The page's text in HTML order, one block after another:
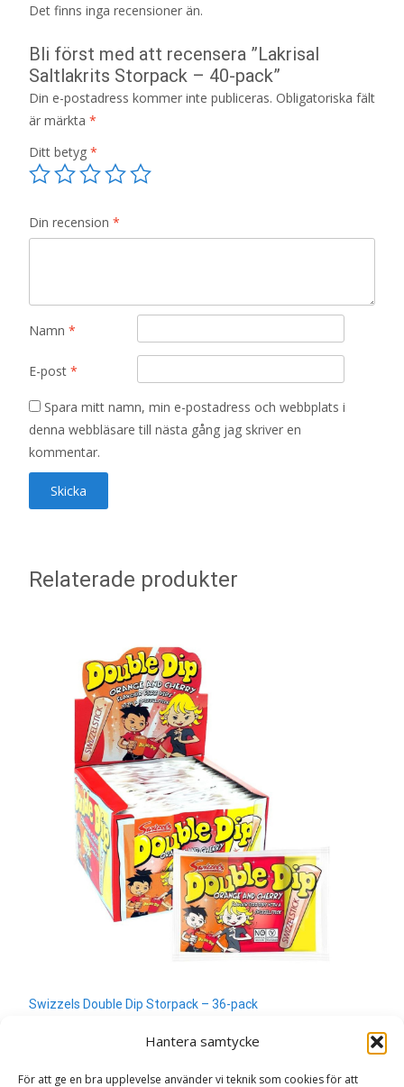
Hantera samtycke
För att ge en bra upplevelse använder vi teknik som cookies för att
Det finns inga recensioner än.
Bli först med att recensera ”Lakrisal
Saltlakrits Storpack – 40-pack”
Din e-postadress kommer inte publiceras. Obligatoriska fält
är märkta *
Ditt betyg *
Din recension *
Namn *
E-post *
Spara mitt namn, min e-postadress och webbplats i
denna webbläsare till nästa gång jag skriver en
kommentar.
Relaterade produkter
Swizzels Double Dip Storpack – 36-pack